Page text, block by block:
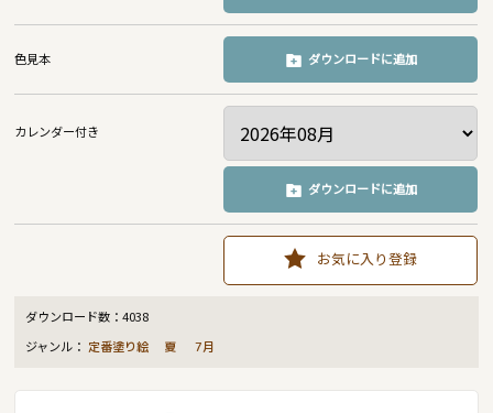
色見本 ダウンロードに追加
カレンダー付き
ダウンロードに追加
お気に入り登録
ダウンロード数：4038
ジャンル： 定番塗り絵 夏 7月